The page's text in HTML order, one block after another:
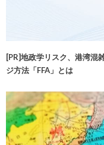
[PR]地政学リスク、港湾混
ジ方法「FFA」とは